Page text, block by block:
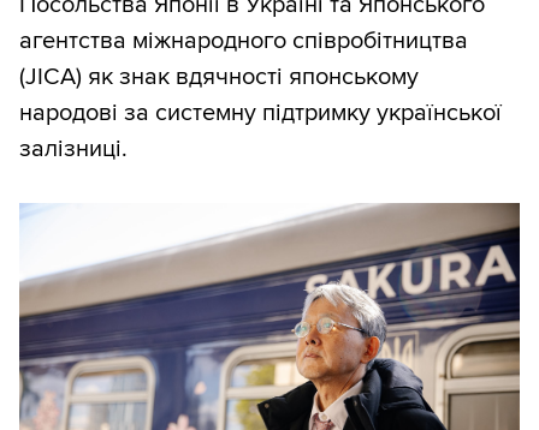
агентства міжнародного співробітництва
(JICA) як знак вдячності японському
народові за системну підтримку української
залізниці.